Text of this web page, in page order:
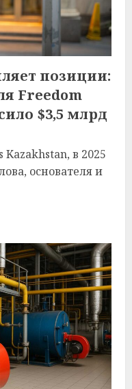
позиции:
Freedom
$3,5 млрд
в 2025
основателя и